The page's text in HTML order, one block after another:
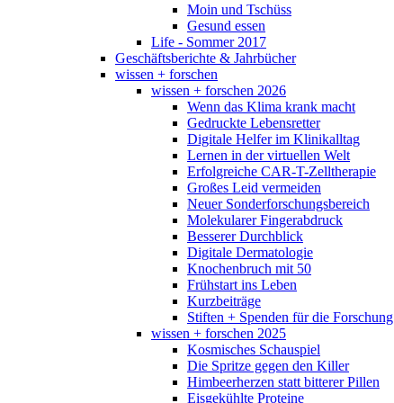
Moin und Tschüss
Gesund essen
Life - Sommer 2017
Geschäftsberichte & Jahrbücher
wissen + forschen
wissen + forschen 2026
Wenn das Klima krank macht
Gedruckte Lebensretter
Digitale Helfer im Klinikalltag
Lernen in der virtuellen Welt
Erfolgreiche CAR-T-Zelltherapie
Großes Leid vermeiden
Neuer Sonderforschungsbereich
Molekularer Fingerabdruck
Besserer Durchblick
Digitale Dermatologie
Knochenbruch mit 50
Frühstart ins Leben
Kurzbeiträge
Stiften + Spenden für die Forschung
wissen + forschen 2025
Kosmisches Schauspiel
Die Spritze gegen den Killer
Himbeerherzen statt bitterer Pillen
Eisgekühlte Proteine